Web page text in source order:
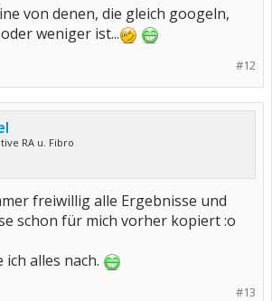
von denen, die gleich googeln,
weniger ist...
#12
RA u. Fibro
freiwillig alle Ergebnisse und
schon für mich vorher kopiert :o
alles nach.
#13